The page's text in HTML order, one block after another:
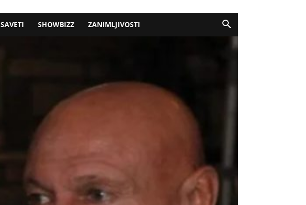
SAVETI SHOWBIZZ ZANIMLJIVOSTI